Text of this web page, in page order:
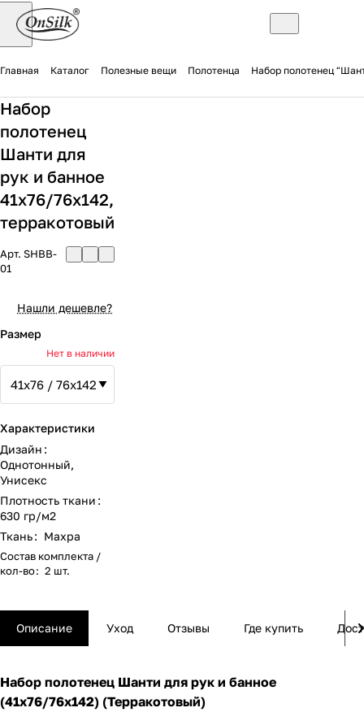
Главная Каталог Полезные вещи Полотенца Набор полотенец
Набор
полотенец
Шанти для
рук и банное
41x76/76х142,
терракотовый
Арт. SHBB-
01
Нашли дешевле?
Размер
Нет в наличии
Характеристики
Дизайн :
Однотонный,
Унисекс
Плотность ткани :
630 гр/м2
Ткань: Махра
Состав комплекта /
кол-во: 2 шт.
Описание Уход Отзывы Где купить
Набор полотенец Шанти для рук и банное
(41x76/76х142) (Терракотовый)